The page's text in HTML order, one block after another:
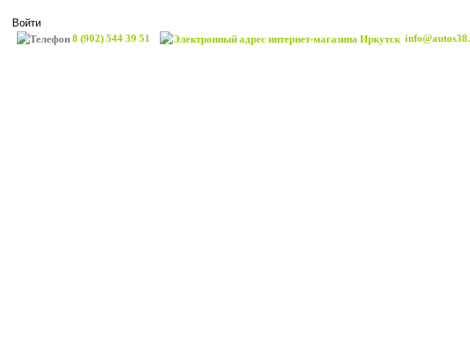
Войти
8 (902) 544 39 51